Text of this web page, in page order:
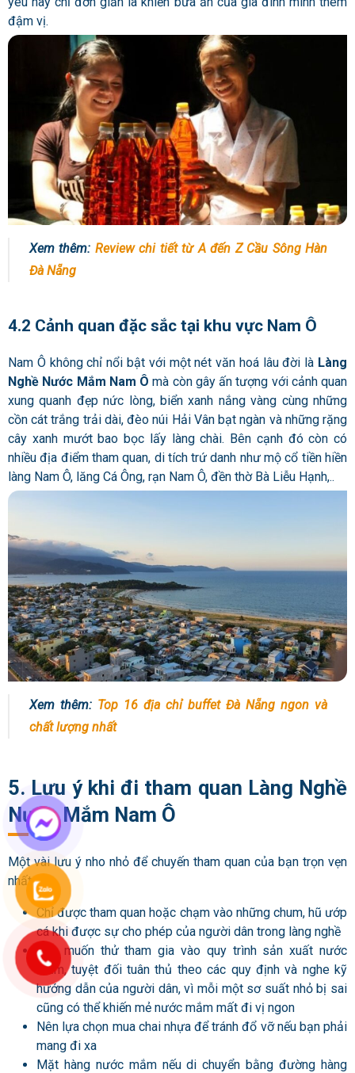
đậm vị.
Xem thêm: Review chi tiết từ A đến Z Cầu Sông Hàn
Đà Nẵng
4.2 Cảnh quan đặc sắc tại khu vực Nam Ô
Nam Ô không chỉ nổi bật với một nét văn hoá lâu đời là Làng
Nghề Nước Mắm Nam Ô mà còn gây ấn tượng với cảnh quan
xung quanh đẹp nức lòng, biển xanh nắng vàng cùng những
cồn cát trắng trải dài, đèo núi Hải Vân bạt ngàn và những rặng
cây xanh mướt bao bọc lấy làng chài. Bên cạnh đó còn có
nhiều địa điểm tham quan, di tích trứ danh như mộ cổ tiền hiền
làng Nam Ô, lăng Cá Ông, rạn Nam Ô, đền thờ Bà Liễu Hạnh,..
Xem thêm: Top 16 địa chỉ buffet Đà Nẵng ngon và
chất lượng nhất
5. Lưu ý khi đi tham quan Làng Nghề
Nước Mắm Nam Ô
Một vài lưu ý nho nhỏ để chuyến tham quan của bạn trọn vẹn
nhất:
Chỉ được tham quan hoặc chạm vào những chum, hũ ướp
cá khi được sự cho phép của người dân trong làng nghề
Nếu muốn thử tham gia vào quy trình sản xuất nước
mắm, tuyệt đối tuân thủ theo các quy định và nghe kỹ
hướng dẫn của người dân, vì mỗi một sơ suất nhỏ bị sai
cũng có thể khiến mẻ nước mắm mất đi vị ngon
Nên lựa chọn mua chai nhựa để tránh đổ vỡ nếu bạn phải
mang đi xa
Mặt hàng nước mắm nếu di chuyển bằng đường hàng